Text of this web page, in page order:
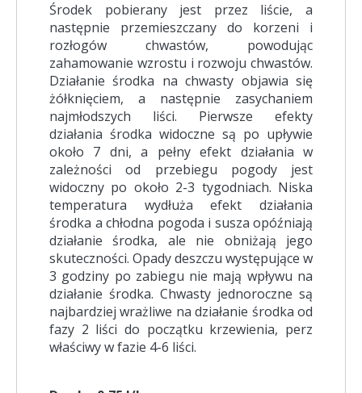
Środek pobierany jest przez liście, a
następnie przemieszczany do korzeni i
rozłogów chwastów, powodując
zahamowanie wzrostu i rozwoju chwastów.
Działanie środka na chwasty objawia się
żółknięciem, a następnie zasychaniem
najmłodszych liści. Pierwsze efekty
działania środka widoczne są po upływie
około 7 dni, a pełny efekt działania w
zależności od przebiegu pogody jest
widoczny po około 2-3 tygodniach. Niska
temperatura wydłuża efekt działania
środka a chłodna pogoda i susza opóźniają
działanie środka, ale nie obniżają jego
skuteczności. Opady deszczu występujące w
3 godziny po zabiegu nie mają wpływu na
działanie środka. Chwasty jednoroczne są
najbardziej wrażliwe na działanie środka od
fazy 2 liści do początku krzewienia, perz
właściwy w fazie 4-6 liści.